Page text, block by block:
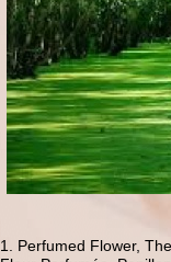
1. Perfumed Flower,